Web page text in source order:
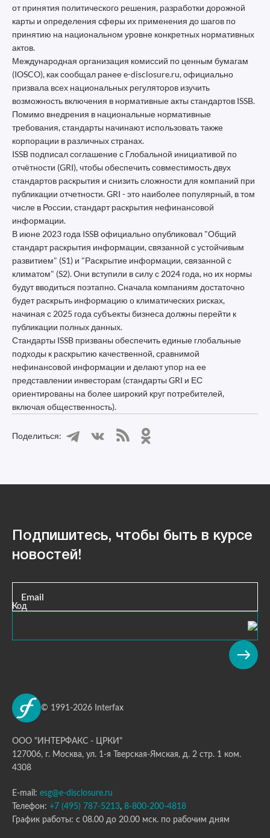
от принятия политического решения, разработки дорожной
карты и определения сферы их применения до шагов по
принятию на национальном уровне конкретных нормативных
актов.
Международная организация комиссий по ценным бумагам
(IOSCO), как сообщал ранее e-disclosure.ru, официально
призвала всех национальных регуляторов изучить
возможность включения в нормативные акты стандартов ISSB.
Помимо внедрения в национальные нормативные
требования, стандарты начинают использовать также
корпорации в различных странах.
ISSB подписал соглашение с Глобальной инициативой по
отчётности (GRI), чтобы обеспечить совместимость двух
стандартов раскрытия и снизить сложности для компаний при
публикации отчетности. GRI - это наиболее популярный, в том
числе в России, стандарт раскрытия нефинансовой
информации.
В июне 2023 года ISSB официально опубликовал "Общий
стандарт раскрытия информации, связанной с устойчивым
развитием" (S1) и "Раскрытие информации, связанной с
климатом" (S2). Они вступили в силу с 2024 года, но их нормы
будут вводиться поэтапно. Сначала компаниям достаточно
будет раскрыть информацию о климатических рисках,
начиная с 2025 года субъекты бизнеса должны перейти к
публикации полных данных.
Стандарты ISSB призваны обеспечить единые глобальные
подходы к раскрытию качественной, сравнимой
нефинансовой информации и делают упор на ее
представлении инвесторам (стандарты GRI и ЕС
ориентированы на более широкий круг потребителей,
включая общественность).
Поделиться:
Подпишитесь, чтобы быть в курсе
новостей!
Email
Код
© 1991-2026 Interfax
ООО "ИНТЕРФАКС - ЦРКИ"
127006, г. Москва, ул. 1-я Тверская-Ямская, д. 2 стр. 1 ком.
4308
E-mail: esg@e-disclosure.ru
Телефон: +7 (495) 787-5213, 8-800-200-4818
График работы: с 08.00 до 20.00 мск. по рабочим дням